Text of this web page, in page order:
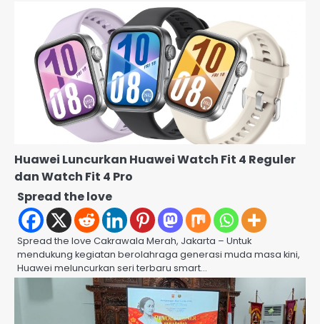
Huawei Luncurkan Huawei Watch Fit 4 Reguler
dan Watch Fit 4 Pro
Spread the love
Spread the love Cakrawala Merah, Jakarta – Untuk
mendukung kegiatan berolahraga generasi muda masa kini,
Huawei meluncurkan seri terbaru smart…